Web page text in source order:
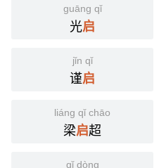
guāng qǐ
光启
jǐn qǐ
谨启
liáng qǐ chāo
梁启超
qǐ dòng